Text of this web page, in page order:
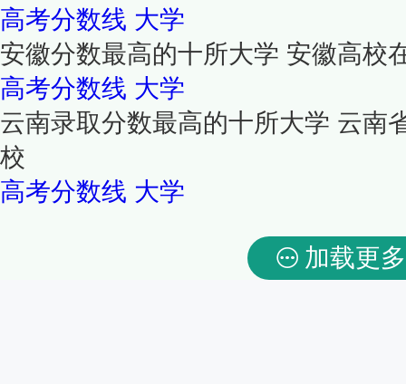
高考分数线 大学
安徽分数最高的十所大学 安徽高校
高考分数线 大学
云南录取分数最高的十所大学 云南
校
高考分数线 大学
加载更多